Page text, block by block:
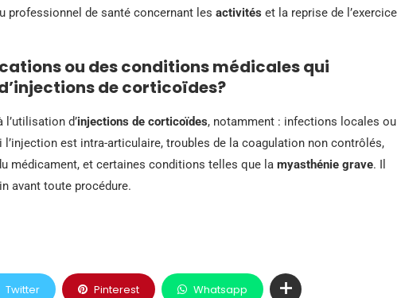
professionnel de santé concernant les activités et la reprise de l’exercice
ou des conditions médicales qui
de corticoïdes?
l’utilisation d’injections de corticoïdes, notamment : infections locales ou
est intra-articulaire, troubles de la coagulation non contrôlés,
médicament, et certaines conditions telles que la myasthénie grave. Il
avant toute procédure.
Twitter Pinterest Whatsapp